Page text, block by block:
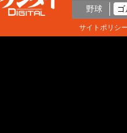
野球
サイトポリシー